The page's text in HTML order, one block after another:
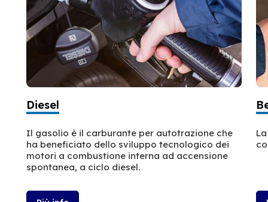
Diesel
Il gasolio è il carburante per autotrazione che
ha beneficiato dello sviluppo tecnologico dei
motori a combustione interna ad accensione
spontanea, a ciclo diesel.